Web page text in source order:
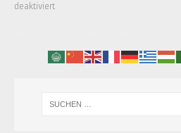
deaktiviert